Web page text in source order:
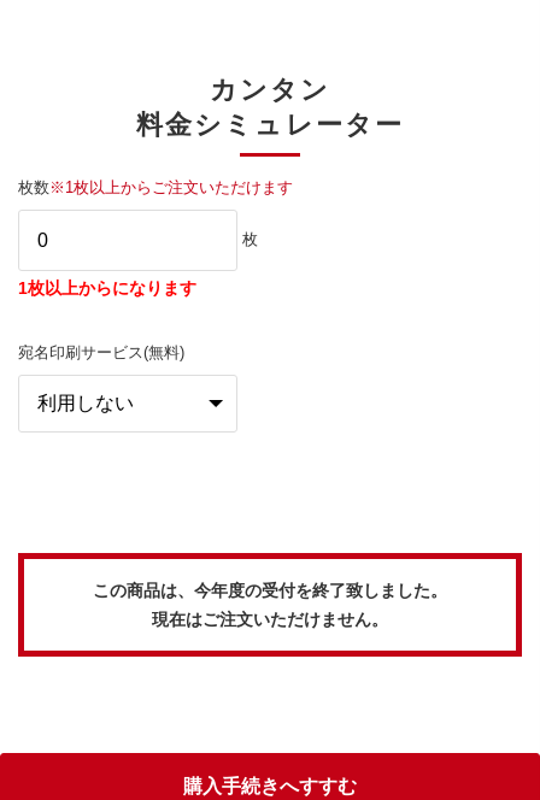
カンタン
料金シミュレーター
枚数※1枚以上からご注文いただけます
枚
1枚以上からになります
宛名印刷サービス(無料)
この商品は、今年度の受付を終了致しました。
現在はご注文いただけません。
購入手続きへすすむ